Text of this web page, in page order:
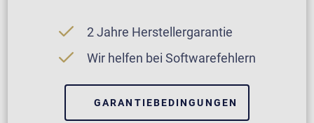
2 Jahre Herstellergarantie
Wir helfen bei Softwarefehlern
GARANTIEBEDINGUNGEN